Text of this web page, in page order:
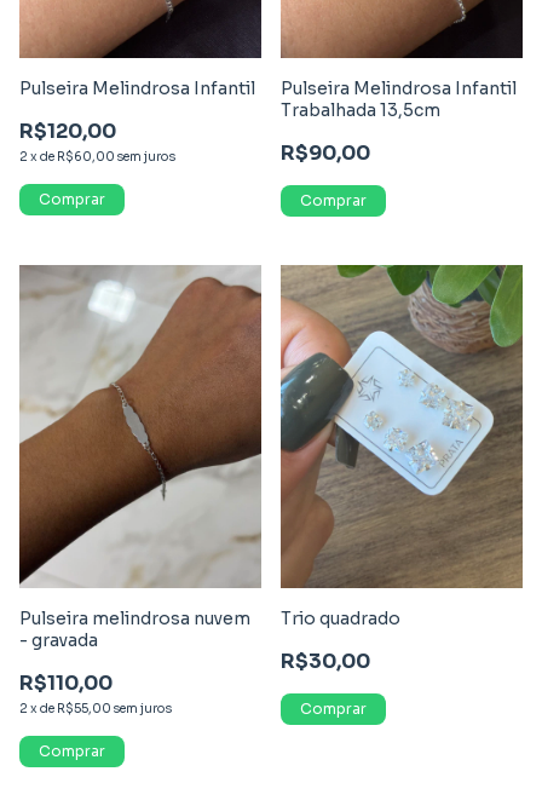
Pulseira Melindrosa Infantil
R$120,00
2 x de R$60,00 sem juros
Pulseira Melindrosa Infantil
Trabalhada 13,5cm
R$90,00
Pulseira melindrosa nuvem
- gravada
R$110,00
2 x de R$55,00 sem juros
Trio quadrado
R$30,00